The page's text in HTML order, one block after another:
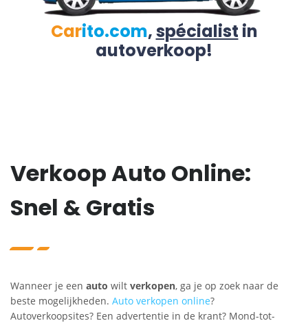
Carito.com,spécialist in
autoverkoop!
Verkoop Auto Online:
Snel & Gratis
Wanneer je een auto wilt verkopen, ga je op zoek naar de
beste mogelijkheden. Auto verkopen online?
Autoverkoopsites? Een advertentie in de krant? Mond-tot-